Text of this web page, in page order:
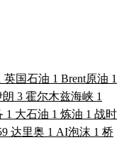
英国石油 1 Brent原油 1
朗 3 霍尔木兹海峡 1
1 大石油 1 炼油 1 战时
达里奥 1 AI泡沫 1 桥